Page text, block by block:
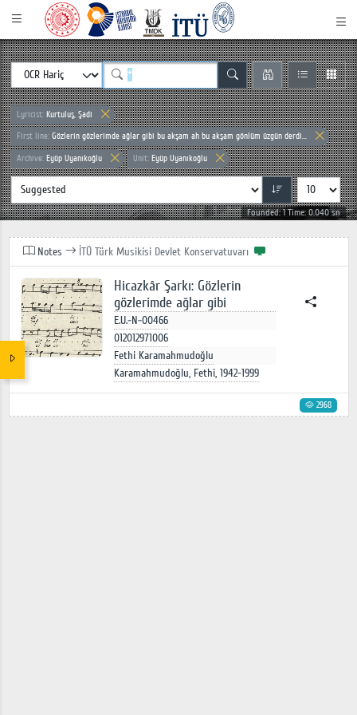
Lyricist: Kurtuluş, Şadi
First line: Gözlerin gözlerimde ağlar gibi bu akşam ah bu akşam gönlüm üzgün derdi...
Archive: Eyüp Uyanıkoğlu Unit: Eyüp Uyanıkoğlu
Founded: 1 Time: 0.040 sn
Notes İTÜ Türk Musikisi Devlet Konservatuvarı
Hicazkâr Şarkı: Gözlerin
gözlerimde ağlar gibi
E.U.-N-00466
012012971006
Fethi Karamahmudoğlu
Karamahmudoğlu, Fethi, 1942-1999
2968